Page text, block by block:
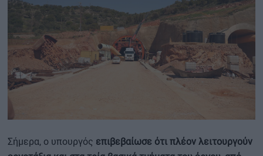
Σήμερα, ο υπουργός επιβεβαίωσε ότι πλέον λειτουργούν